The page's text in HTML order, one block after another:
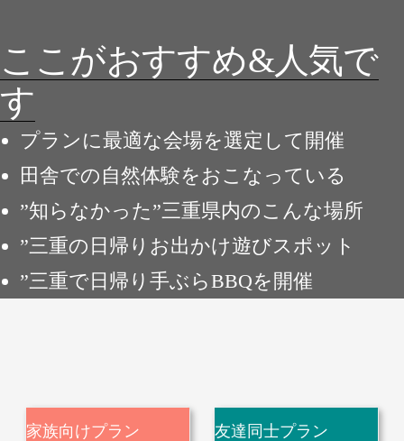
ここがおすすめ&人気で
す
プランに最適な会場を選定して開催
田舎での自然体験をおこなっている
”知らなかった”三重県内のこんな場所
”三重の日帰りお出かけ遊びスポット
”三重で日帰り手ぶらBBQを開催
家族向けプラン 友達同士プラン